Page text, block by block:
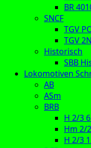
BR
SNCF
TGV
TGV
Historisch
SBB
Lokomotiven
AB
ASm
BRB
H 2/3
Hm 2/2
H 2/3